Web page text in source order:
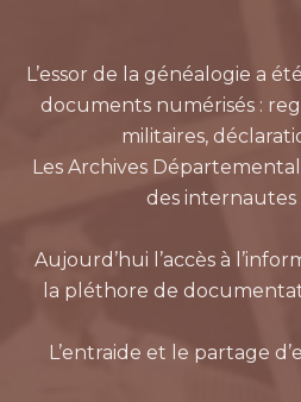
L’essor de la généalogie a
documents numérisés :
militaires,
Les Archives
des
Aujourd’hui l’accès à
la pléthore de
L’entraide et le partage